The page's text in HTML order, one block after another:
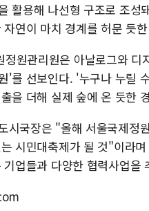
활용해 나선형 구조로 조
연이 마치 경계를 허문 듯
정원관리원은 아날로그와
'를 선보인다. '누구나 누릴
을 더해 실제 숲에 온 듯한
시국장은 "올해 서울국제정
시민대축제가 될 것"이라
업들과 다양한 협력사업을